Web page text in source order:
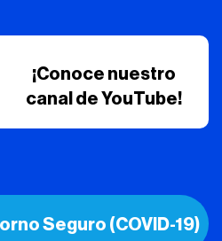
¡Conoce nuestro
canal de YouTube!
Seguro (COVID-19)